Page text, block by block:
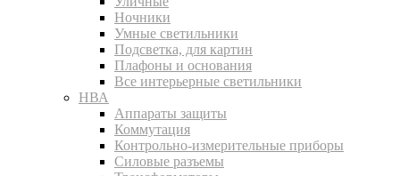
Ночники
Умные светильники
Подсветка, для картин
Плафоны и основания
Все интерьерные светильники
НВА
Аппараты защиты
Коммутация
Контрольно-измерительные приборы
Силовые разъемы